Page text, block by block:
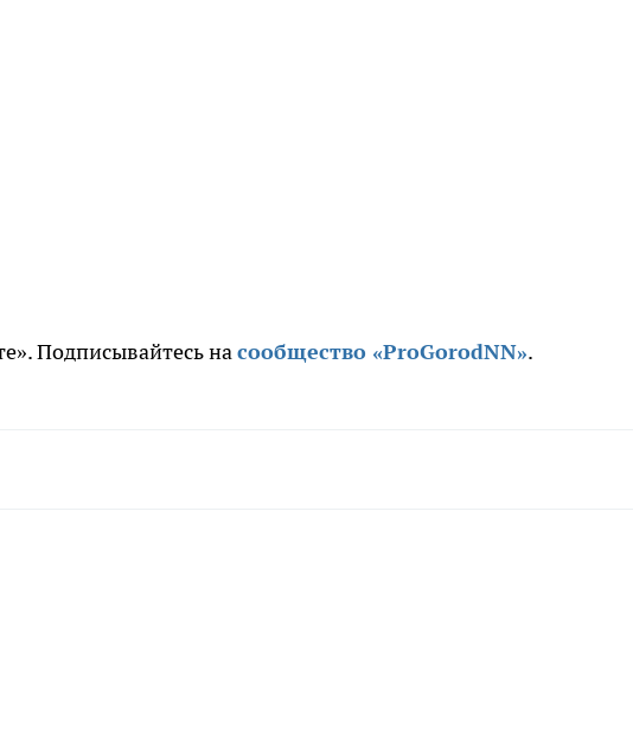
Подписывайтесь насообщество «ProGorodNN».